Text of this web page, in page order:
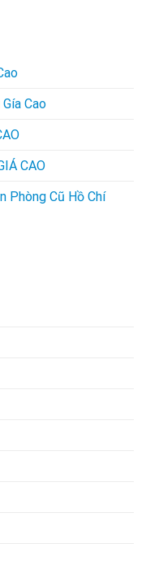
Cao
CAO
Phòng Cũ Hồ Chí